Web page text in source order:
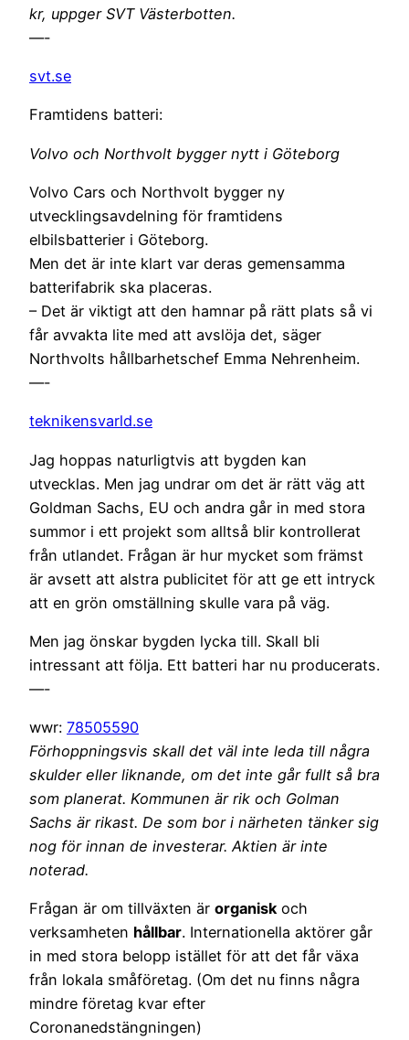
kr, uppger SVT Västerbotten.
—-
svt.se
Framtidens batteri:
Volvo och Northvolt bygger nytt i Göteborg
Volvo Cars och Northvolt bygger ny
utvecklingsavdelning för framtidens
elbilsbatterier i Göteborg.
Men det är inte klart var deras gemensamma
batterifabrik ska placeras.
– Det är viktigt att den hamnar på rätt plats så vi
får avvakta lite med att avslöja det, säger
Northvolts hållbarhetschef Emma Nehrenheim.
—-
teknikensvarld.se
Jag hoppas naturligtvis att bygden kan
utvecklas. Men jag undrar om det är rätt väg att
Goldman Sachs, EU och andra går in med stora
summor i ett projekt som alltså blir kontrollerat
från utlandet. Frågan är hur mycket som främst
är avsett att alstra publicitet för att ge ett intryck
att en grön omställning skulle vara på väg.
Men jag önskar bygden lycka till. Skall bli
intressant att följa. Ett batteri har nu producerats.
—-
wwr: 78505590
Förhoppningsvis skall det väl inte leda till några
skulder eller liknande, om det inte går fullt så bra
som planerat. Kommunen är rik och Golman
Sachs är rikast. De som bor i närheten tänker sig
nog för innan de investerar. Aktien är inte
noterad.
Frågan är om tillväxten är organiskoch
verksamheten hållbar. Internationella aktörer går
in med stora belopp istället för att det får växa
från lokala småföretag. (Om det nu finns några
mindre företag kvar efter
Coronanedstängningen)